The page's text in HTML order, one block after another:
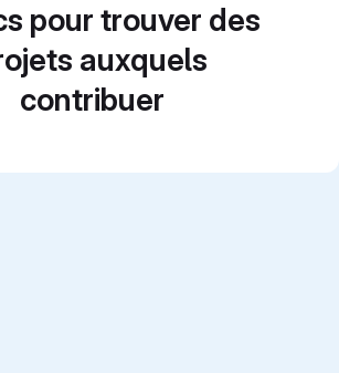
pour trouver des
auxquels
contribuer